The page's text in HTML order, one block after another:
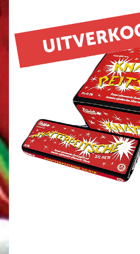
FUNKE
EVOLUTION
SPINNERS
KNALLERS
CRACKLING
FONTEINEN
STERRETJES